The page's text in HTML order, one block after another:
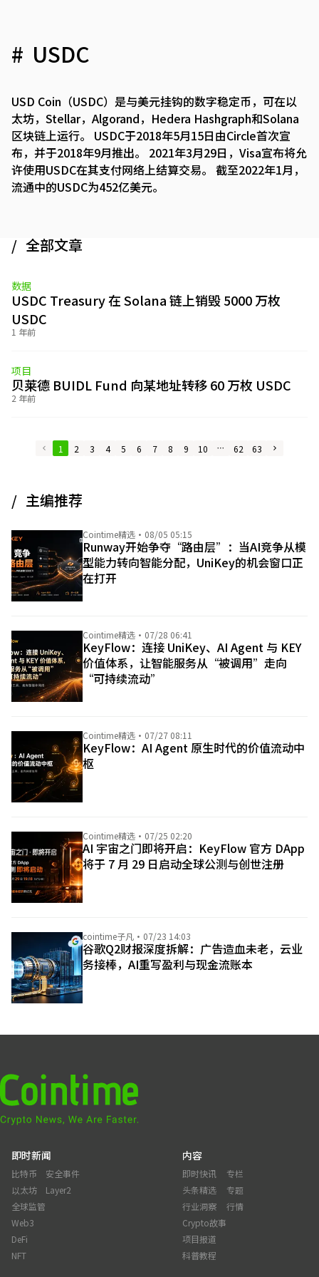
USDC
USD Coin（USDC）是与美元挂钩的数字稳定币，可在以
太坊，Stellar，Algorand，Hedera Hashgraph和Solana
区块链上运行。 USDC于2018年5月15日由Circle首次宣
布，并于2018年9月推出。 2021年3月29日，Visa宣布将允
许使用USDC在其支付网络上结算交易。 截至2022年1月，
流通中的USDC为452亿美元。
全部文章
数据
USDC Treasury 在 Solana 链上销毁 5000 万枚
USDC
1 年前
项目
贝莱德 BUIDL Fund 向某地址转移 60 万枚 USDC
2 年前
1 2 3 4 5 6 7 8 9 10 62 63
主编推荐
Cointime精选 · 08/05 05:15
Runway开始争夺“路由层”：当AI竞争从模
型能力转向智能分配，UniKey的机会窗口正
在打开
Cointime精选 · 07/28 06:41
KeyFlow：连接 UniKey、AI Agent 与 KEY
价值体系，让智能服务从“被调用”走向
“可持续流动”
Cointime精选 · 07/27 08:11
KeyFlow：AI Agent 原生时代的价值流动中
枢
Cointime精选 · 07/25 02:20
AI 宇宙之门即将开启：KeyFlow 官方 DApp
将于 7 月 29 日启动全球公测与创世注册
cointime子凡 · 07/23 14:03
谷歌Q2财报深度拆解：广告造血未老，云业
务接棒，AI重写盈利与现金流账本
即时新闻
比特币
以太坊
全球监管
Web3
DeFi
NFT
安全事件
Layer2
内容
即时快讯
头条精选
行业洞察
Crypto故事
项目报道
科普教程
专栏
专题
行情